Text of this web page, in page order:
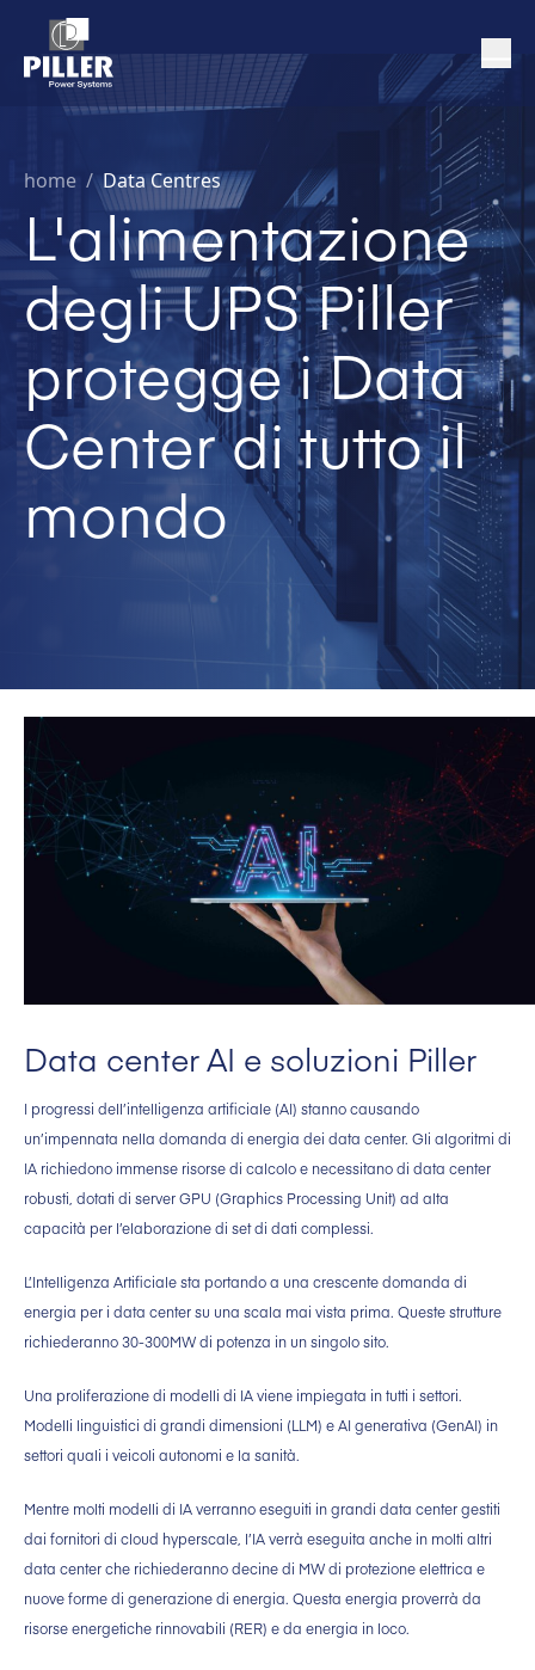
home / Data Centres
L'alimentazione
degli UPS Piller
protegge i Data
Center di tutto il
mondo
Data center AI e soluzioni Piller
I progressi dell’intelligenza artificiale (AI) stanno causando
un’impennata nella domanda di energia dei data center. Gli algoritmi di
IA richiedono immense risorse di calcolo e necessitano di data center
robusti, dotati di server GPU (Graphics Processing Unit) ad alta
capacità per l’elaborazione di set di dati complessi.
L’Intelligenza Artificiale sta portando a una crescente domanda di
energia per i data center su una scala mai vista prima. Queste strutture
richiederanno 30-300MW di potenza in un singolo sito.
Una proliferazione di modelli di IA viene impiegata in tutti i settori.
Modelli linguistici di grandi dimensioni (LLM) e AI generativa (GenAI) in
settori quali i veicoli autonomi e la sanità.
Mentre molti modelli di IA verranno eseguiti in grandi data center gestiti
dai fornitori di cloud hyperscale, l’IA verrà eseguita anche in molti altri
data center che richiederanno decine di MW di protezione elettrica e
nuove forme di generazione di energia. Questa energia proverrà da
risorse energetiche rinnovabili (RER) e da energia in loco.